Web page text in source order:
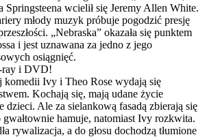
Springsteena wcielił się Jeremy Allen White.
młody muzyk próbuje pogodzić presję
„Nebraska” okazała się punktem
i jest uznawana za jedno z jego
osiągnięć.
ray i DVD!
komedii Ivy i Theo Rose wydają się
Kochają się, mają udane życie
dzieci. Ale za sielankową fasadą zbierają się
hamuje, natomiast Ivy rozkwita.
rywalizacja, a do głosu dochodzą tłumione